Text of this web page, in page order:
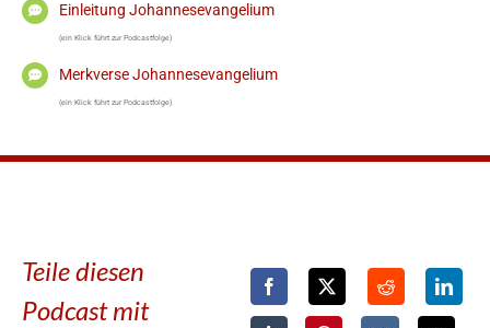
Einleitung Johannesevangelium
(ein Klick führt zur Podcastfolge)
Merkverse Johannesevangelium
(ein Klick führt zur Podcastfolge)
Teile diesen
Podcast mit